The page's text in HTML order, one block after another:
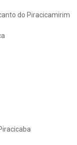
do Piracicamirim